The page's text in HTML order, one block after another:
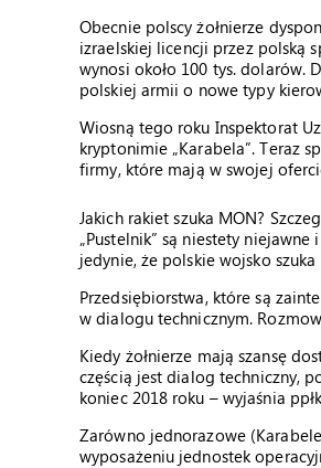
Obecnie polscy żołnierze
izraelskiej licencji przez polską
wynosi około 100 tys. dolarów.
polskiej armii o nowe typy
Wiosną tego roku Inspektorat
kryptonimie „Karabela”. Teraz
firmy, które mają w swojej
Jakich rakiet szuka MON?
„Pustelnik” są niestety
jedynie, że polskie wojsko
Przedsiębiorstwa, które są
w dialogu technicznym.
Kiedy żołnierze mają szansę
częścią jest dialog techniczny,
koniec 2018 roku – wyjaśnia
Zarówno jednorazowe
wyposażeniu jednostek